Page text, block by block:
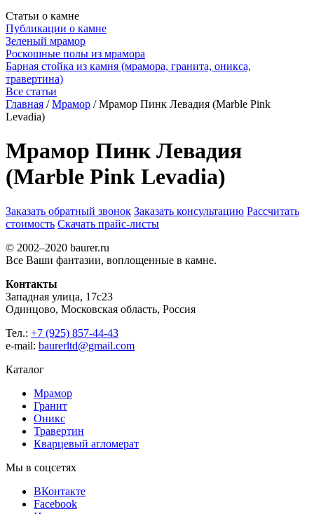
Статьи о камне
Публикации о камне
Зеленый мрамор
Роскошные полы из мрамора
Барная стойка из камня (мрамора, гранита, оникса,
травертина)
Все статьи
Главная / Мрамор / Мрамор Пинк Левадия (Marble Pink
Levadia)
Мрамор Пинк Левадия
(Marble Pink Levadia)
Заказать обратный звонок Заказать консультацию Рассчитать
стоимость Скачать прайс-листы
© 2002–2020 baurer.ru
Все Ваши фантазии, воплощенные в камне.
Контакты
Западная улица, 17с23
Одинцово, Московская область, Россия
Тел.: +7 (925) 857-44-43
e-mail: baurerltd@gmail.com
Каталог
Мрамор
Гранит
Оникс
Травертин
Кварцевый агломерат
Мы в соцсетях
ВКонтакте
Facebook